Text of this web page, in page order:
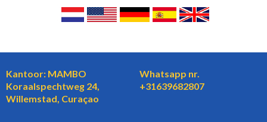
Kantoor: MAMBO
Koraalspechtweg 24,
Willemstad, Curaçao
Whatsapp nr.
+31639682807